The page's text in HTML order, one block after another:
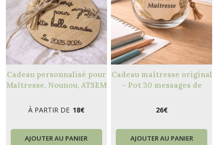
Cadeau personnalisé pour
Maîtresse, Nounou, ATSEM
séchées
À PARTIR DE 18€
AJOUTER AU PANIER
Cadeau maîtresse original
– Pot 30 messages de
scolaire
26€
AJOUTER AU PANIER